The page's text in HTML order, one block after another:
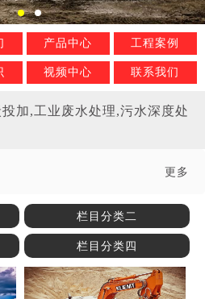
产品中心 工程案例
视频中心 联系我们
加,工业废水处理,污水深度处
更多
栏目分类二
栏目分类四